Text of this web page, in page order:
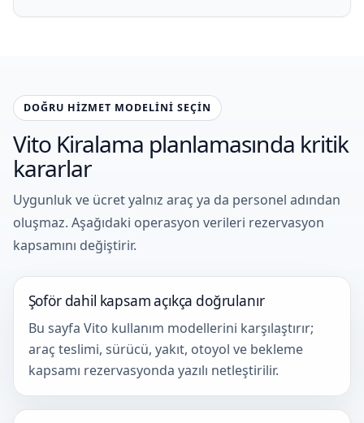
DOĞRU HIZMET MODELINI SEÇIN
Vito Kiralama planlamasında kritik
kararlar
Uygunluk ve ücret yalnız araç ya da personel adından
oluşmaz. Aşağıdaki operasyon verileri rezervasyon
kapsamını değiştirir.
Şoför dahil kapsam açıkça doğrulanır
Bu sayfa Vito kullanım modellerini karşılaştırır;
araç teslimi, sürücü, yakıt, otoyol ve bekleme
kapsamı rezervasyonda yazılı netleştirilir.